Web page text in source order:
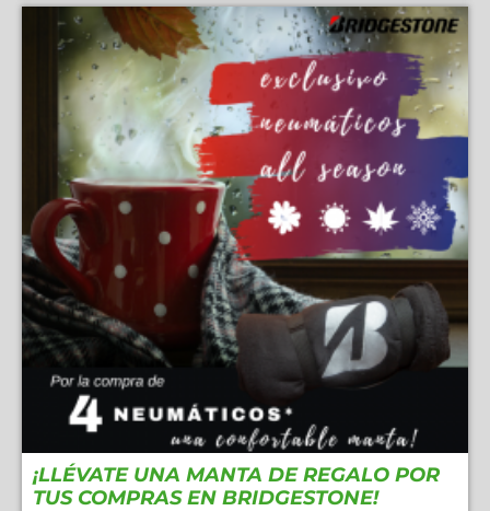
¡LLÉVATE UNA MANTA DE REGALO POR
TUS COMPRAS EN BRIDGESTONE!